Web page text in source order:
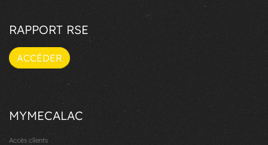
RAPPORT RSE
ACCÉDER
MYMECALAC
Accès clients